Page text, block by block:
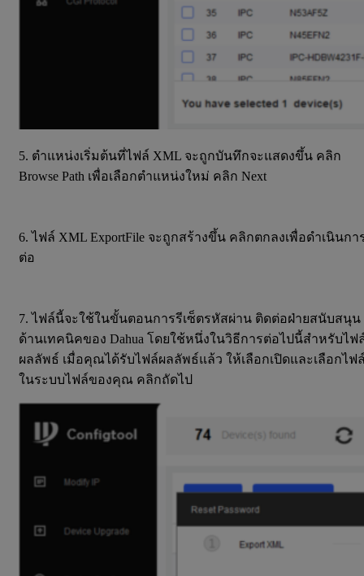
5. ตำแหน่งเริ่มต้นที่ไฟล์ XML จะถูกบันทึกจะแสดงขึ้น คลิก
Browse Path เพื่อเลือกตำแหน่งใหม่ คลิก Next
6. ไฟล์ XML ExportFile จะถูกสร้างขึ้น คลิกตกลงเพื่อดำเนินกา
ต่อ
7. ไฟล์นี้จะใช้ในขั้นตอนการรีเซ็ตรหัสผ่าน ติดต่อฝ่ายสนับสนุน
ด้านเทคนิคของ Dahua โดยใช้หนึ่งในวิธีการต่อไปนี้สำหรับไฟ
ผลลัพธ์ เมื่อคุณได้รับไฟล์ผลลัพธ์แล้ว ให้เลือกเปิดและเลือกไฟ
ในระบบไฟล์ของคุณ คลิกถัดไป